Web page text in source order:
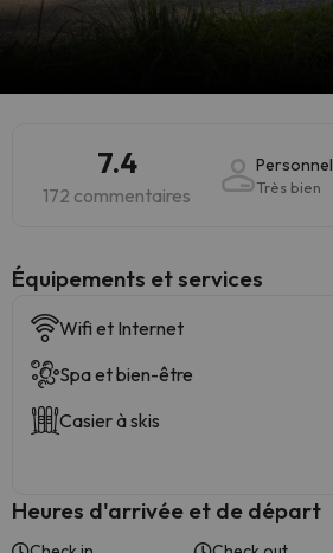
7.4
172 commentaires
Personnel
Très bien
​Équipements et services
Wifi et Internet
Spa et bien-être
Casier à skis
Heures d'arrivée et de départ